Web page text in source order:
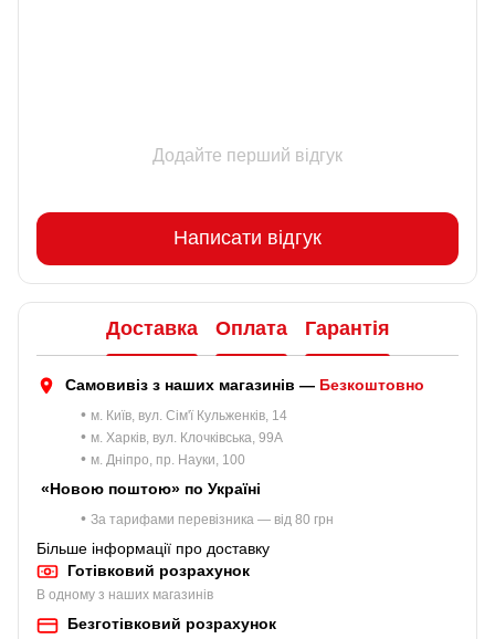
Додайте перший відгук
Написати відгук
Доставка Оплата Гарантія
Самовивіз з наших магазинів — Безкоштовно
• м. Київ, вул. Сім'ї Кульженків, 14
• м. Харків, вул. Клочківська, 99A
• м. Дніпро, пр. Науки, 100
«Новою поштою» по Україні
• За тарифами перевізника — від 80 грн
Більше інформації про доставку
Готівковий розрахунок
В одному з наших магазинів
Безготівковий розрахунок